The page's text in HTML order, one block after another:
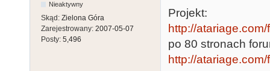
Nieaktywny
Skąd: Zielona Góra
Zarejestrowany: 2007-05-07
Posty: 5,496
Projekt:
http://
po 80 stronach
http://